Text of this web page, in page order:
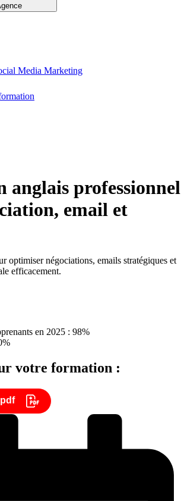
Media Marketing
anglais professionnel
email et
optimiser négociations, emails stratégiques et
efficacement.
en 2025 : 98%
votre formation :